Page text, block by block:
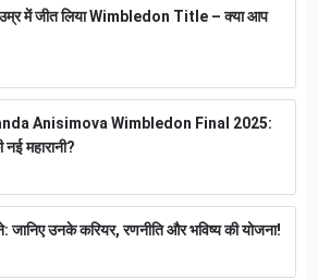
में जीत लिया Wimbledon Title – क्या आप
Anisimova Wimbledon Final 2025:
महारानी?
जानिए उनके करियर, रणनीति और भविष्य की योजना!